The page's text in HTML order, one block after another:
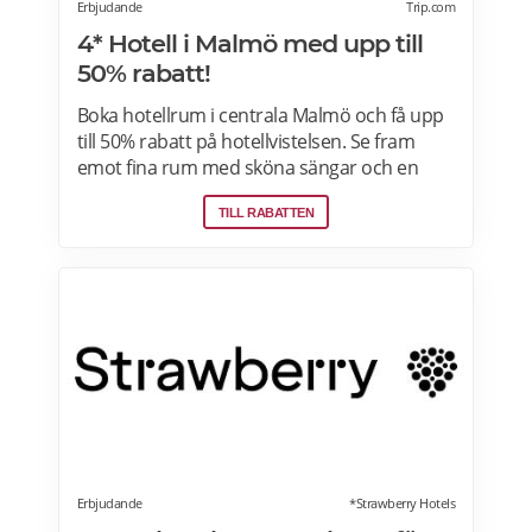
Erbjudande Trip.com
4* Hotell i Malmö med upp till
50% rabatt!
Boka hotellrum i centrala Malmö och få upp
till 50% rabatt på hotellvistelsen. Se fram
emot fina rum med sköna sängar och en
härlig frukostbuffé och njut av allt som
staden har att erbjuda! Läs mer om
TILL RABATTEN
Erbjudande *Strawberry Hotels